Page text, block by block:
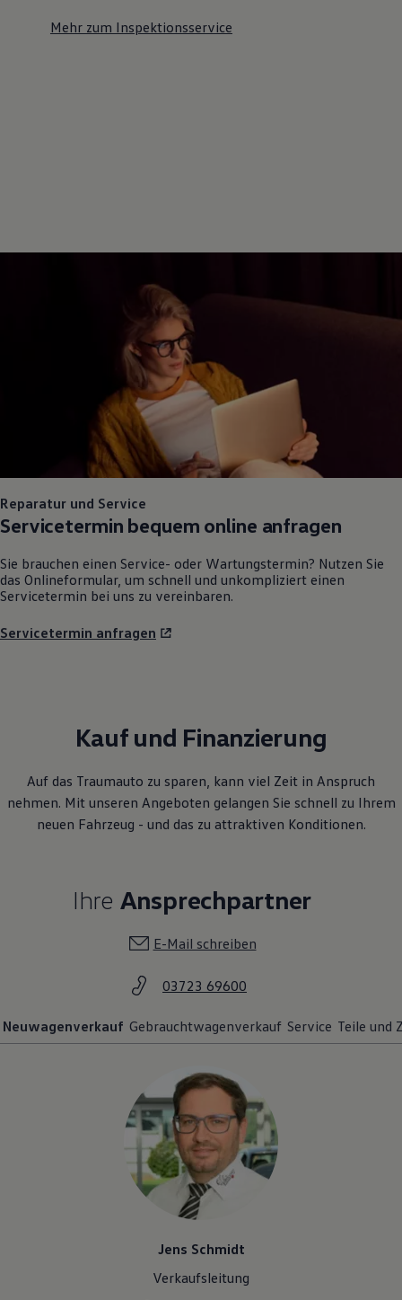
Mehr zum Inspektionsservice
Reparatur und Service
Servicetermin bequem online anfragen
Sie brauchen einen Service- oder Wartungstermin? Nutzen Sie
das Onlineformular, um schnell und unkompliziert einen
Servicetermin bei uns zu vereinbaren.
Servicetermin anfragen
Kauf und Finanzierung
Auf das Traumauto zu sparen, kann viel Zeit in Anspruch
nehmen. Mit unseren Angeboten gelangen Sie schnell zu Ihrem
neuen Fahrzeug - und das zu attraktiven Konditionen.
Ihre Ansprechpartner
E-Mail schreiben
03723 69600
Neuwagenverkauf Gebrauchtwagenverkauf Service Teile und
Jens Schmidt
Verkaufsleitung